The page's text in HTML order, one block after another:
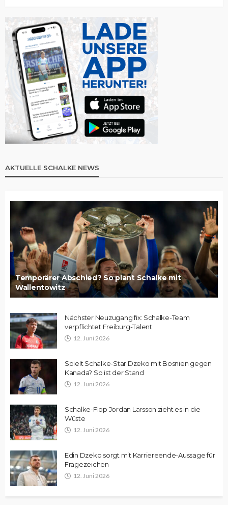
AKTUELLE SCHALKE NEWS
Temporärer Abschied? So plant Schalke mit
Wallentowitz
Nächster Neuzugang fix: Schalke-Team
verpflichtet Freiburg-Talent
12. Juni 2026
Spielt Schalke-Star Dzeko mit Bosnien gegen
Kanada? So ist der Stand
12. Juni 2026
Schalke-Flop Jordan Larsson zieht es in die
Wüste
12. Juni 2026
Edin Dzeko sorgt mit Karriereende-Aussage für
Fragezeichen
12. Juni 2026